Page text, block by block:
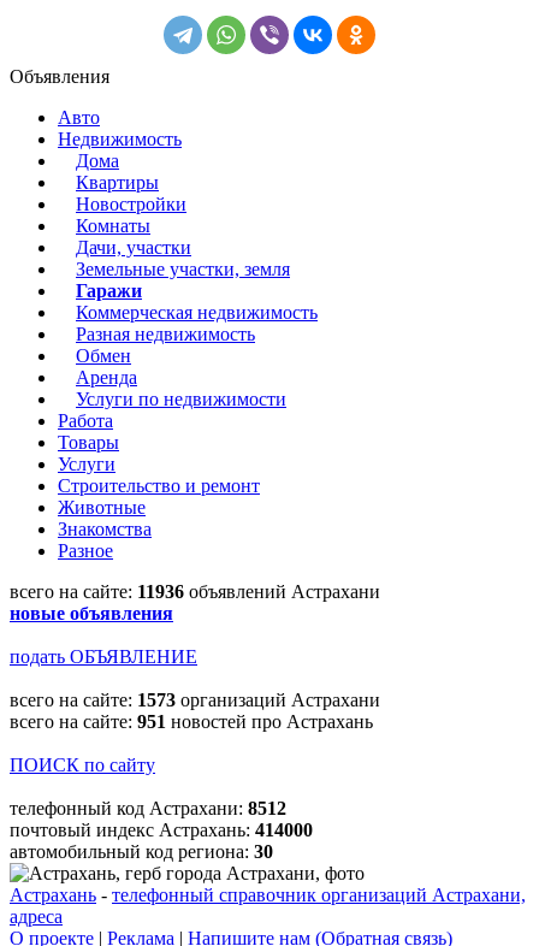
Объявления
Авто
Недвижимость
Дома
Квартиры
Новостройки
Комнаты
Дачи, участки
Земельные участки, земля
Гаражи
Коммерческая недвижимость
Разная недвижимость
Обмен
Аренда
Услуги по недвижимости
Работа
Товары
Услуги
Строительство и ремонт
Животные
Знакомства
Разное
всего на сайте: 11936 объявлений Астрахани
новые объявления
подать ОБЪЯВЛЕНИЕ
всего на сайте: 1573 организаций Астрахани
всего на сайте: 951 новостей про Астрахань
ПОИСК по сайту
телефонный код Астрахани: 8512
почтовый индекс Астрахань: 414000
автомобильный код региона: 30
Астрахань - телефонный справочник организаций Астрахани,
адреса
О проекте | Реклама | Напишите нам (Обратная связь)